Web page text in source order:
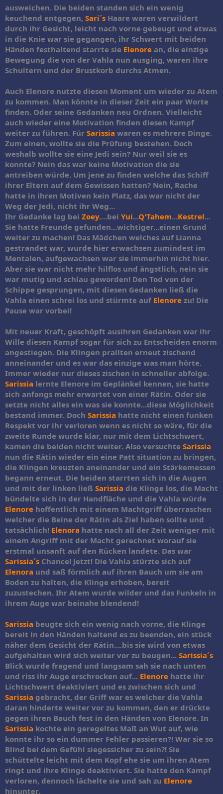
ausweichen. Die beiden standen sich ein wenig
keuchend entgegen, Sari´s Haare waren verwildert
durch ihr Gesicht, leicht nach vorne gebeugt und etwas
in die Knie war sie gegangen, ihr Schwert mit beiden
Händen festhaltend starrte sie Elenore an, die einzige
Bewegung die von der Vahla nun ausging, waren ihre
Schultern und der Brustkorb durchs Atmen.
Auch Elenore nutzte diesen Moment um wieder zu Atem
zu kommen. Man könnte in dieser Zeit ein paar Worte
finden. Oder seine Gedanken neu Ordnen. Vielleicht
auch wieder eine Motivation finden diesen Kampf
weiter zu führen. Für Sarissia waren es mehrere Dinge.
Zum einen, wollte sie die Prüfung bestehen. Doch
weshalb wollte sie eine Jedi sein? Nur weil sie es
konnte? Nein das war keine Motivation die sie
antreiben würde. Um jene zu finden welche das Schiff
ihrer Eltern auf dem Gewissen hatten? Nein, Rache
hatte in ihren Motiven kein Platz, das war nicht der
Weg der Jedi, nicht ihr Weg...
Ihr Gedanke lag bei Zoey....bei Yui...Q'Tahem...Kestrel...
Sie hatte Freunde gefunden...wichtiger...einen Grund
weiter zu machen! Das Mädchen welches auf Lianna
gestrandet war, wurde hier erwachsen zumindest im
Mentalen, aufgewachsen war sie immerhin nicht hier.
Aber sie war nicht mehr hilflos und ängstlich, nein sie
war mutig und schlau geworden! Den Tod von der
Schippe gesprungen, mit diesen Gedanken ließ die
Vahla einen schrei los und stürmte auf Elenore zu! Die
Pause war vorbei!
Mit neuer Kraft, geschöpft ausihren Gedanken war ihr
Wille diesen Kampf sogar für sich zu Entscheiden enorm
angestiegen. Die Klingen prallten erneut zischend
anneinander und es war das einzige was man hörte.
Immer wieder nur dieses zischen in schneller abfolge.
Sarissia lernte Elenore im Geplänkel kennen, sie hatte
sich anfangs mehr erwartet von einer Rätin. Oder sie
setzte nicht alles ein was sie konnte...diese Möglichkeit
bestand immer. Doch Sarissia hatte nicht einen funken
Respekt vor ihr verloren wenn es nicht so wäre, für die
zweite Runde wurde klar, nur mit dem Lichtschwert,
kamen die beiden nicht weiter. Also versuchte Sarissia
nun die Rätin wieder ein eine Patt situation zu bringen,
die Klingen kreuzten aneinander und ein Stärkemessen
begann erneut. Die beiden starrten sich in die Augen
und mit der linken ließ Sarissia die Klinge los, die Macht
bündelte sich in der Handfläche und die Vahla würde
Elenore hoffentlich mit einem Machtgriff überraschen
welcher die Beine der Rätin als Ziel haben sollte und
tatsächlich! Elenora hatte nach all der Zeit weniger mit
einem Angriff mit der Macht gerechnet worauf sie
erstmal unsanft auf den Rücken landete. Das war
Sarissia´s Chance! Jetzt! Die Vahla stürzte sich auf
Elenora und saß förmlich auf ihren Bauch um sie am
Boden zu halten, die Klinge erhoben, bereit
zuzustechen. Ihr Atem wurde wilder und das Funkeln in
ihrem Auge war beinahe blendend!
Sarissia beugte sich ein wenig nach vorne, die Klinge
bereit in den Händen haltend es zu beenden, ein stück
näher dem Gesicht der Rätin....bis sie wird von etwas
aufgehalten wird sich weiter vor zu beugen... Sarissia´s
Blick wurde fragend und langsam sah sie nach unten
und riss ihr Auge erschrocken auf... Elenore hatte ihr
Lichtschwert deaktiviert und es zwischen sich und
Sarissia gebracht, der Griff war es welcher die Vahla
daran hinderte weiter vor zu kommen, den er drückte
gegen ihren Bauch fest in den Händen von Elenore. In
Sarissia kochte ein geregeltes Maß an Wut auf, wie
konnte ihr so ein dummer Fehler passieren?! War sie so
Blind bei dem Gefühl siegessicher zu sein?! Sie
schüttelte leicht mit dem Kopf ehe sie um ihren Atem
ringt und ihre Klinge deaktiviert. Sie hatte den Kampf
verloren, dennoch lächelte sie und sah zu Elenore
hinunter.